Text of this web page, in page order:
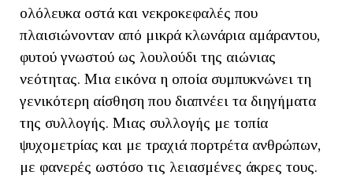
ολόλευκα οστά και νεκροκεφαλές που
πλαισιώνονταν από μικρά κλωνάρια αμάραντου,
φυτού γνωστού ως λουλούδι της αιώνιας
νεότητας. Μια εικόνα η οποία συμπυκνώνει τη
γενικότερη αίσθηση που διαπνέει τα διηγήματα
της συλλογής. Μιας συλλογής με τοπία
ψυχομετρίας και με τραχιά πορτρέτα ανθρώπων,
με φανερές ωστόσο τις λειασμένες άκρες τους.